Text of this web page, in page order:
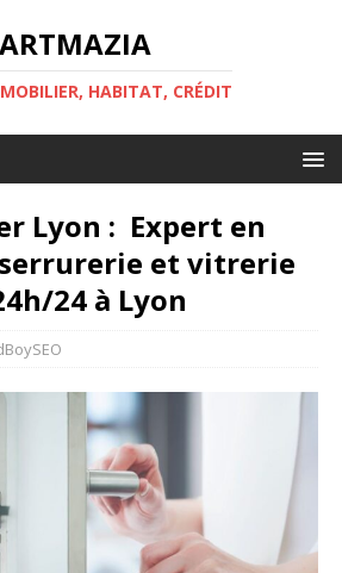
ARTMAZIA
HABITAT, CRÉDIT
Lyon : Expert en
et vitrerie
24 à Lyon